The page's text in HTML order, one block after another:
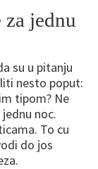
jednu
su u pitanju
nesto poput:
tipom? Ne
noc.
To cu
do jos